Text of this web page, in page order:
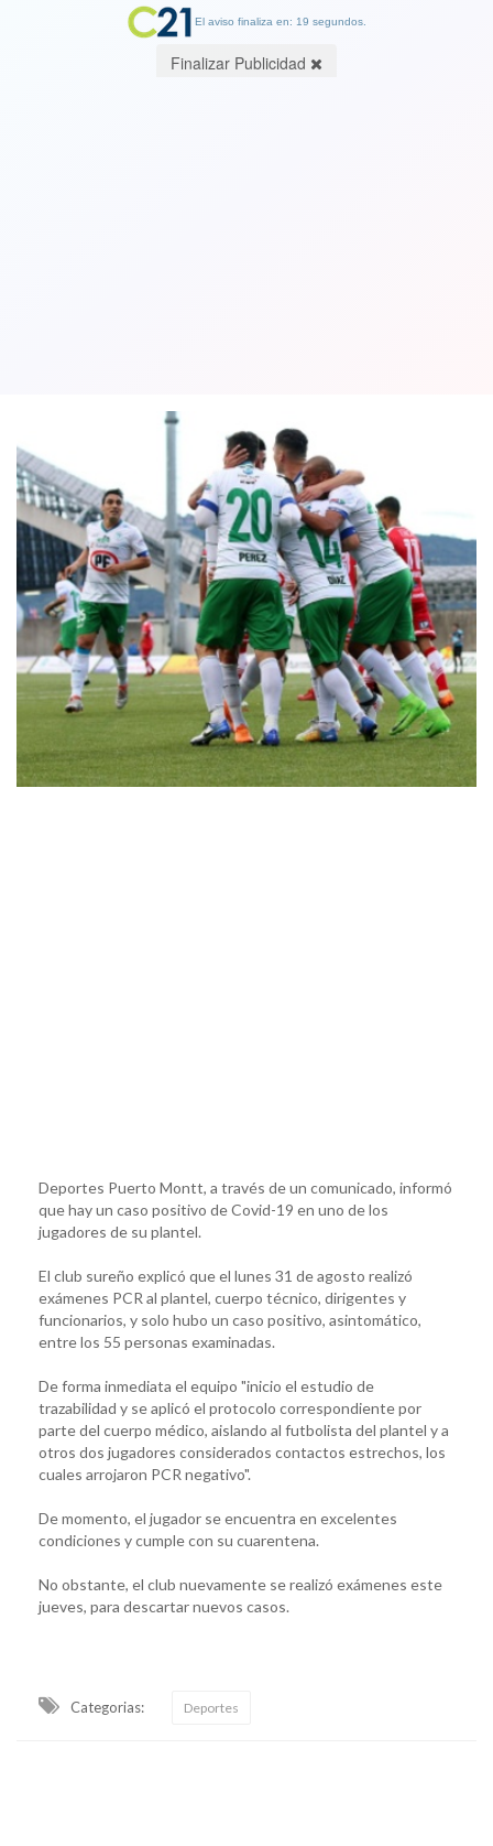
Deportes Puerto Montt, a través de un comunicado, informó
que hay un caso positivo de Covid-19 en uno de los
jugadores de su plantel.
El club sureño explicó que el lunes 31 de agosto realizó
exámenes PCR al plantel, cuerpo técnico, dirigentes y
funcionarios, y solo hubo un caso positivo, asintomático,
entre los 55 personas examinadas.
De forma inmediata el equipo "inicio el estudio de
trazabilidad y se aplicó el protocolo correspondiente por
parte del cuerpo médico, aislando al futbolista del plantel y a
otros dos jugadores considerados contactos estrechos, los
cuales arrojaron PCR negativo".
De momento, el jugador se encuentra en excelentes
condiciones y cumple con su cuarentena.
No obstante, el club nuevamente se realizó exámenes este
jueves, para descartar nuevos casos.
Categorias: Deportes
El aviso finaliza en: 19 segundos.
Finalizar Publicidad